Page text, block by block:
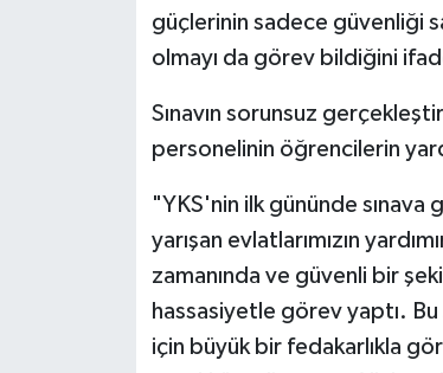
güçlerinin sadece güvenliği
olmayı da görev bildiğini
Sınavın sorunsuz
personelinin öğrencilerin
"YKS'nin ilk gününde sınava
yarışan evlatlarımızın
zamanında ve güvenli bir
hassasiyetle görev yaptı. Bu
için büyük bir fedakarlıkla